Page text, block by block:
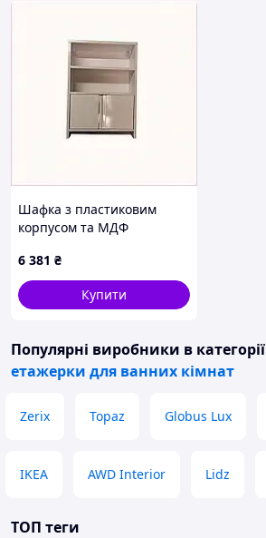
Шафка з пластиковим
корпусом та МДФ
66EC5K6739
6 381 ₴
Купити
Популярні виробники в категорії
етажерки для ванних кімнат
Zerix Topaz Globus Lux
IKEA AWD Interior Lidz
ТОП теги